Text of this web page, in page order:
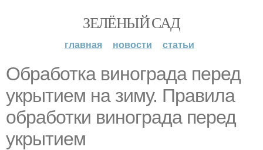
ЗЕЛЁНЫЙ САД
главная новости статьи
Обработка винограда перед
укрытием на зиму. Правила
обработки винограда перед
укрытием